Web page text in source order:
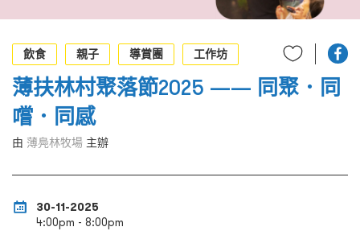
EN
飲食
親子 導賞團 工作坊
薄扶林村聚落節2025 —— 同聚．同
嚐．同感
由 薄鳧林牧場 主辦
30-11-2025
4:00pm - 8:00pm